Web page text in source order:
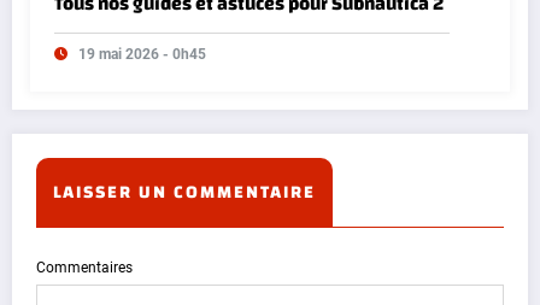
19 mai 2026 - 0h45
LAISSER UN COMMENTAIRE
Commentaires